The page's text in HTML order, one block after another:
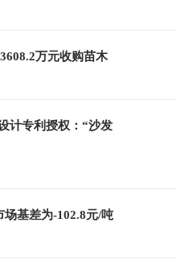
万元收购苗木
计专利授权：“沙发
基差为-102.8元/吨